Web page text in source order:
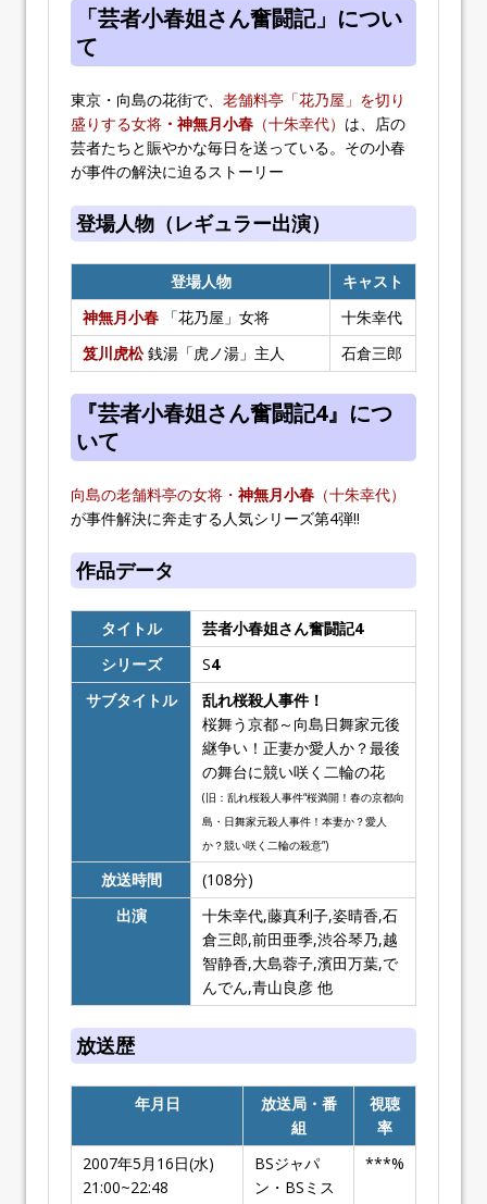
「芸者小春姐さん奮闘記」につい
て
東京・向島の花街で、 老舗料亭「花乃屋」を切り
盛りする女将 ・神無月小春 （十朱幸代） は、店の
芸者たちと賑やかな毎日を送っている。その小春
が事件の解決に迫るストーリー
登場人物（レギュラー出演）
登場人物
キャスト
神無月小春 「花乃屋」女将
十朱幸代
笈川虎松銭湯「虎ノ湯」主人 石倉三郎
『芸者小春姐さん奮闘記4』につ
いて
向島の老舗料亭の女将・ 神無月小春 （十朱幸代）
が事件解決に奔走する人気シリーズ第4弾!!
作品データ
タイトル
芸者小春姐さん奮闘記4
シリーズ
S4
サブタイトル
乱れ桜殺人事件！
桜舞う京都～向島日舞家元後
継争い！正妻か愛人か？最後
の舞台に競い咲く二輪の花
(旧：乱れ桜殺人事件“桜満開！春の京都向
島・日舞家元殺人事件！本妻か？愛人
か？競い咲く二輪の殺意”)
放送時間
(108分)
出演
十朱幸代,藤真利子,姿晴香,石
倉三郎,前田亜季,渋谷琴乃,越
智静香,大島蓉子,濱田万葉,で
んでん,青山良彦 他
放送歴
年月日
放送局・番
組
視聴
率
2007年5月16日(水)
21:00~22:48
BSジャパ
ン・BSミス
***%